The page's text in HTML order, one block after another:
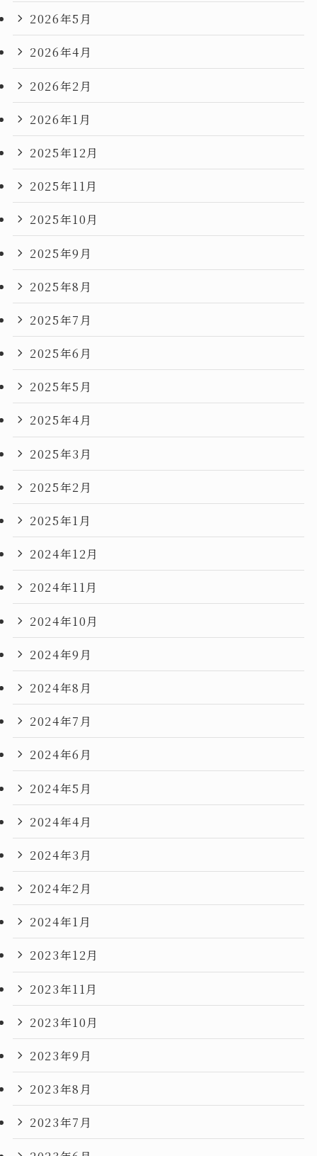
2026年5月
2026年4月
2026年2月
2026年1月
2025年12月
2025年11月
2025年10月
2025年9月
2025年8月
2025年7月
2025年6月
2025年5月
2025年4月
2025年3月
2025年2月
2025年1月
2024年12月
2024年11月
2024年10月
2024年9月
2024年8月
2024年7月
2024年6月
2024年5月
2024年4月
2024年3月
2024年2月
2024年1月
2023年12月
2023年11月
2023年10月
2023年9月
2023年8月
2023年7月